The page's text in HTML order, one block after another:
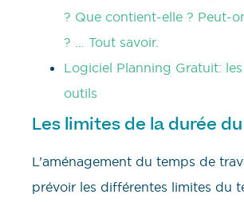
? Que contient-elle ? Peut-
? … Tout savoir.
Logiciel Planning Gratuit: les
outils
Les limites de la durée
L’aménagement du temps de
prévoir les différentes limites du